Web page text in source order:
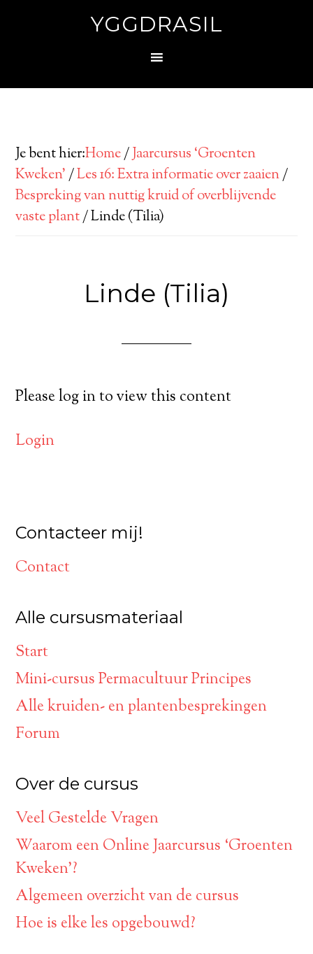
YGGDRASIL
Je bent hier:Home/Jaarcursus ‘Groenten
Kweken’/Les 16: Extra informatie over zaaien/
Bespreking van nuttig kruid of overblijvende
vaste plant/Linde (Tilia)
Linde (Tilia)
Please log in to view this content
Login
Contacteer mij!
Contact
Alle cursusmateriaal
Start
Mini-cursus Permacultuur Principes
Alle kruiden- en plantenbesprekingen
Forum
Over de cursus
Veel Gestelde Vragen
Waarom een Online Jaarcursus ‘Groenten
Kweken’?
Algemeen overzicht van de cursus
Hoe is elke les opgebouwd?